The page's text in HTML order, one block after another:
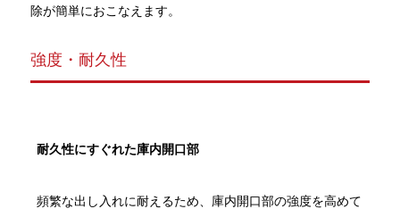
除が簡単におこなえます。
強度・耐久性
耐久性にすぐれた庫内開口部
頻繁な出し入れに耐えるため、庫内開口部の強度を高めて